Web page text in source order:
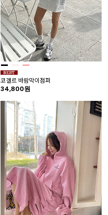
코겔르 바람막이점퍼
34,800원